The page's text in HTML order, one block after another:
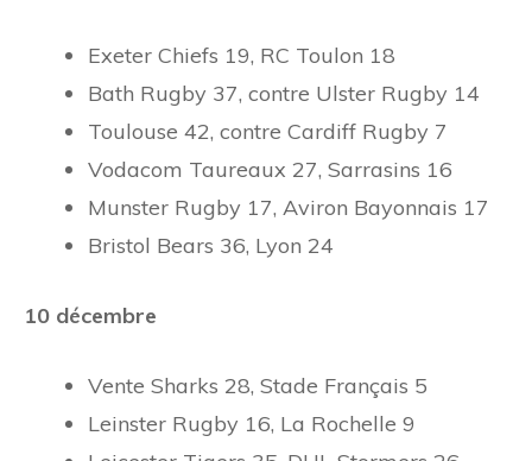
Exeter Chiefs 19, RC Toulon 18
Bath Rugby 37, contre Ulster Rugby 14
Toulouse 42, contre Cardiff Rugby 7
Vodacom Taureaux 27, Sarrasins 16
Munster Rugby 17, Aviron Bayonnais 17
Bristol Bears 36, Lyon 24
10 décembre
Vente Sharks 28, Stade Français 5
Leinster Rugby 16, La Rochelle 9